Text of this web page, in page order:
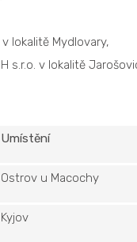
v lokalitě Mydlovary,
s.r.o. v lokalitě
Umístění
Ostrov u Macochy
Kyjov